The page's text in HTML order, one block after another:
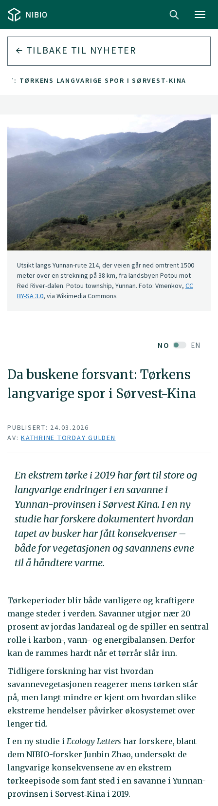
TILBAKE TIL NYHETER
TØRKENS LANGVARIGE SPOR I SØRVEST-KINA
NO EN
Da buskene forsvant: Tørkens
langvarige spor i Sørvest-Kina
Utsikt langs Yunnan-rute 214, der veien går ned omtrent 1500
meter over en strekning på 38 km, fra landsbyen Potou mot
Red River-dalen. Potou township, Yunnan. Foto: Vmenkov, CC
BY-SA 3.0, via Wikimedia Commons
PUBLISERT: 24.03.2026
AV: KATHRINE TORDAY GULDEN
En ekstrem tørke i 2019 har ført til store og
langvarige endringer i en savanne i
Yunnan-provinsen i Sørvest Kina. I en ny
studie har forskere dokumentert hvordan
tapet av busker har fått konsekvenser –
både for vegetasjonen og savannens evne
til å håndtere varme.
Tørkeperioder blir både vanligere og kraftigere
mange steder i verden. Savanner utgjør nær 20
prosent av jordas landareal og de spiller en sentral
rolle i karbon-, vann- og energibalansen. Derfor
kan de rammes hardt når et tørrår slår inn.
Tidligere forskning har vist hvordan
savannevegetasjonen reagerer mens tørken står
på, men langt mindre er kjent om hvordan slike
ekstreme hendelser påvirker økosystemet over
lenger tid.
I en ny studie i Ecology Letters har forskere, blant
dem NIBIO-forsker Junbin Zhao, undersøkt de
langvarige konsekvensene av en ekstrem
tørkeepisode som fant sted i en savanne i Yunnan-
provinsen i Sørvest‑Kina i 2019.